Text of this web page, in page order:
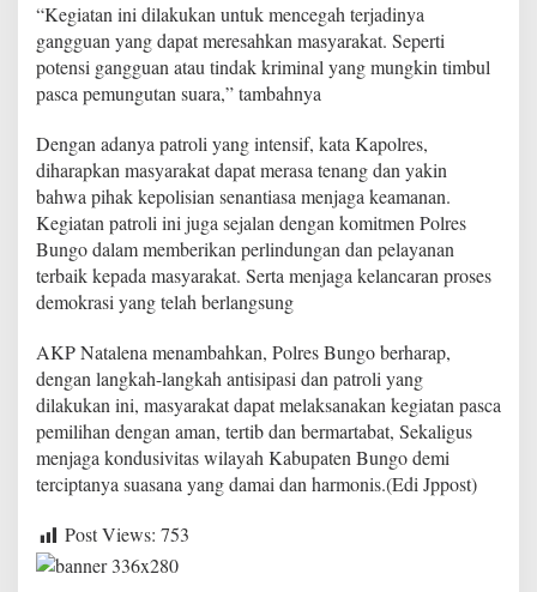
“Kegiatan ini dilakukan untuk mencegah terjadinya
gangguan yang dapat meresahkan masyarakat. Seperti
potensi gangguan atau tindak kriminal yang mungkin timbul
pasca pemungutan suara,” tambahnya
Dengan adanya patroli yang intensif, kata Kapolres,
diharapkan masyarakat dapat merasa tenang dan yakin
bahwa pihak kepolisian senantiasa menjaga keamanan.
Kegiatan patroli ini juga sejalan dengan komitmen Polres
Bungo dalam memberikan perlindungan dan pelayanan
terbaik kepada masyarakat. Serta menjaga kelancaran proses
demokrasi yang telah berlangsung
AKP Natalena menambahkan, Polres Bungo berharap,
dengan langkah-langkah antisipasi dan patroli yang
dilakukan ini, masyarakat dapat melaksanakan kegiatan pasca
pemilihan dengan aman, tertib dan bermartabat, Sekaligus
menjaga kondusivitas wilayah Kabupaten Bungo demi
terciptanya suasana yang damai dan harmonis.(Edi Jppost)
Post Views: 753